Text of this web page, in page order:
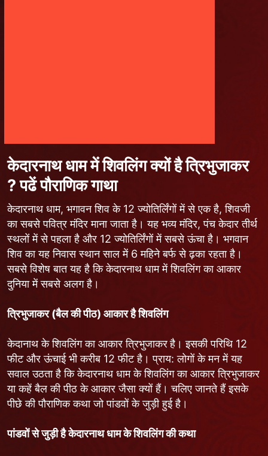
केदारनाथ धाम में शिवलिंग क्यों है त्रिभुजाकर
? पढें पौराणिक गाथा
केदारनाथ धाम, भगावन शिव के 12 ज्योतिर्लिंगों में से एक है, शिवजी
का सबसे पवित्र मंदिर माना जाता है। यह भव्य मंदिर, पंच केदार तीर्थ
स्थलों में से पहला है और 12 ज्योतिर्लिंगों में सबसे ऊंचा है। भगवान
शिव का यह निवास स्थान साल में 6 महिने बर्फ से ढ़का रहता है।
सबसे विशेष बात यह है कि केदारनाथ धाम में शिवलिंग का आकार
दुनिया में सबसे अलग है।
त्रिभुजाकर (बैल की पीठ) आकार है शिवलिंग
केदानाथ के शिवलिंग का आकार त्रिभुजाकर है। इसकी परिथि 12
फीट और ऊंचाई भी करीब 12 फीट है। प्राय: लोगों के मन में यह
सवाल उठता है कि केदारनाथ धाम के शिवलिंग का आकार त्रिभुजाकर
या कहें बैल की पीठ के आकार जैसा क्यों हैं। चलिए जानते हैं इसके
पीछे की पौराणिक कथा जो पांडवों के जुड़ी हुई है।
पांडवों से जुड़ी है केदारनाथ धाम के शिवलिंग की कथा